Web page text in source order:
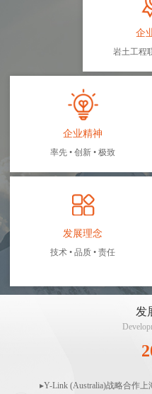
企
岩土工程
企业精神
率先 • 创新 • 极致
发展理念
技术 • 品质 • 责任
发
▸Y-Link (Australia)战略合作